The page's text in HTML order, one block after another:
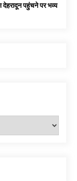
पहुंचने पर भव्य